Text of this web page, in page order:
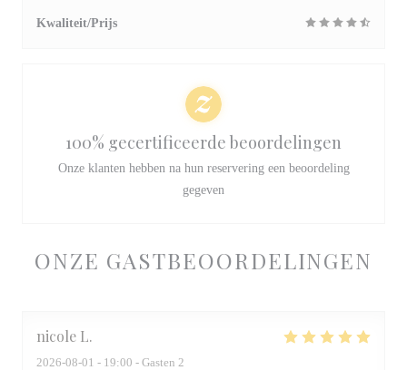
ONZE GASTBEOORDELINGEN
nicole L
2026-08-01 - 19:00 - Gasten 2
Kwaliteit/Prijs
100% gecertificeerde beoordelingen
Onze klanten hebben na hun reservering een beoordeling
gegeven